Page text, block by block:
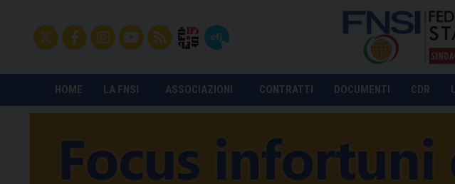
HOME LA FNSI ASSOCIAZIONI CONTRATTI DOCUMENTI CDR